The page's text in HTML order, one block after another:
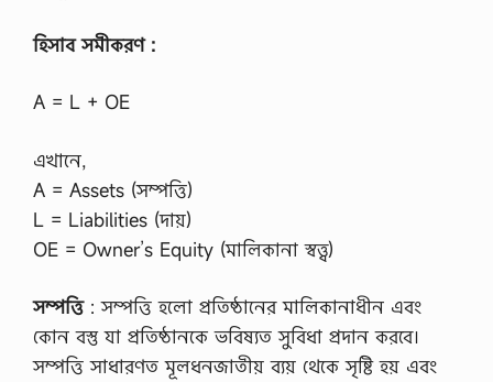
হিসাব সমীকরণ :
A = L + OE
এখানে,
A = Assets (সম্পত্তি)
L = Liabilities (দায়)
OE = Owner’s Equity (মালিকানা স্বত্ত্ব)
সম্পত্তি: সম্পত্তি হলো প্রতিষ্ঠানের মালিকানাধীন এবং
কোন বস্তু যা প্রতিষ্ঠানকে ভবিষ্যত সুবিধা প্রদান করবে।
সম্পত্তি সাধারণত মূলধনজাতীয় ব্যয় থেকে সৃষ্টি হয় এবং